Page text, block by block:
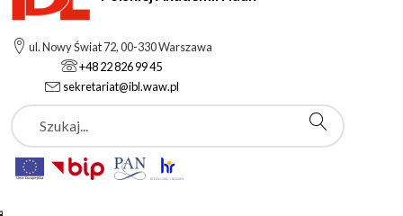
ul. Nowy Świat 72, 00-330 Warszawa
+48 22 826 99 45
sekretariat@ibl.waw.pl
Szukaj
Instytut Badań Literackich Polskiej Akademii Nauk
Pracownie i zespoły
Ośrodek Studiów Kulturowych i Literackich nad
Ośrodek Studiów